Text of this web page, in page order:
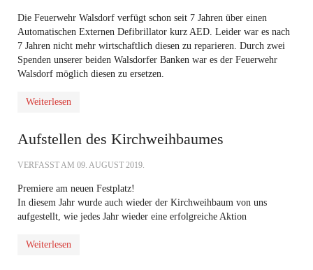
Die Feuerwehr Walsdorf verfügt schon seit 7 Jahren über einen
Automatischen Externen Defibrillator kurz AED. Leider war es nach
7 Jahren nicht mehr wirtschaftlich diesen zu reparieren. Durch zwei
Spenden unserer beiden Walsdorfer Banken war es der Feuerwehr
Walsdorf möglich diesen zu ersetzen.
Weiterlesen
Aufstellen des Kirchweihbaumes
VERFASST AM 09. AUGUST 2019.
Premiere am neuen Festplatz!
In diesem Jahr wurde auch wieder der Kirchweihbaum von uns
aufgestellt, wie jedes Jahr wieder eine erfolgreiche Aktion
Weiterlesen